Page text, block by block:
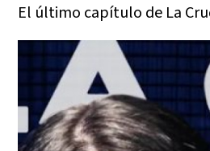
El último capítulo de La